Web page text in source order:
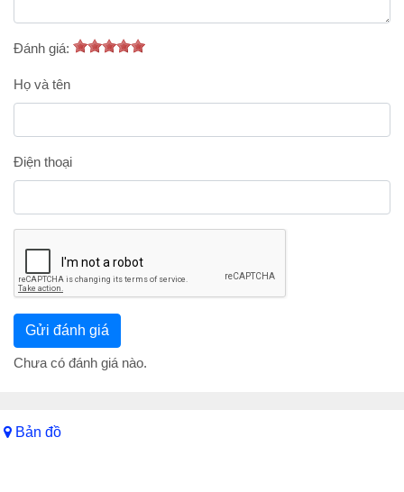
Đánh giá:
Họ và tên
Điện thoại
Chưa có đánh giá nào.
Bản đồ